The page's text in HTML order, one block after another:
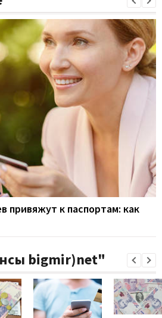
привяжут к паспортам: как
bigmir)net"